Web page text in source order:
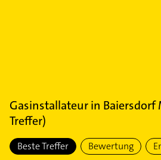
Gasinstallateurin
Treffer)
Beste Treffer Bewertung